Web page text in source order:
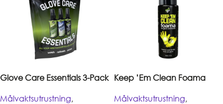
Glove Care Essentials 3-Pack
Målvaktsutrustning,
Keep ’Em Clean Foama
Målvaktsutrustning,